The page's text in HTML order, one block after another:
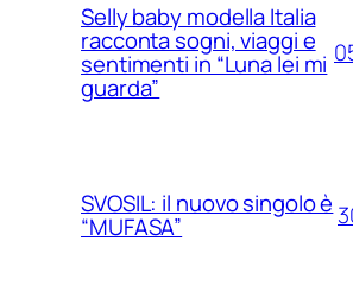
Selly baby modella Italia
racconta sogni, viaggi e
sentimenti in “Luna lei mi
guarda”
SVOSIL: il nuovo singolo è
“MUFASA”